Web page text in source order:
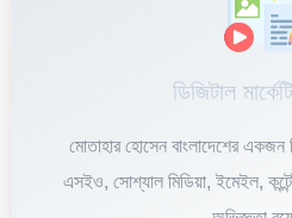
ডিজিটাল
মোতাহার হোসেন বাংলাদেশের একজন
এসইও, সোশ্যাল মিডিয়া, ইমেইল,